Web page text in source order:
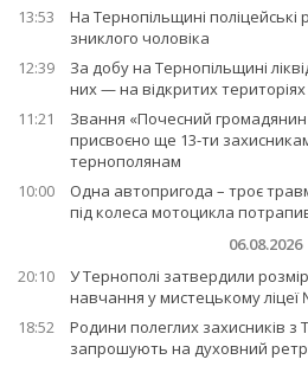
13:53
На Тернопільщині поліцейські
зниклого чоловіка
12:39
За добу на Тернопільщині
них — на відкритих територіях
11:21
Звання «Почесний громадянин
присвоєно ще 13-ти
тернополянам
10:00
Одна автопригода – троє
під колеса мотоцикла
06.08.2026
20:10
У Тернополі затвердили
навчання у мистецькому ліцеї
18:52
Родини полеглих захисників з
запрошують на духовний